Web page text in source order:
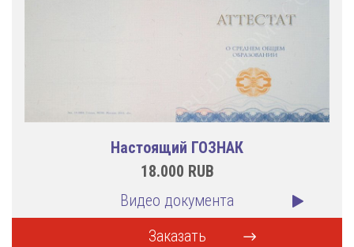
Настоящий ГОЗНАК
18.000 RUB
Видео документа
Заказать